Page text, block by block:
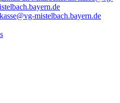
kasse@vg-mistelbach.bayern.de